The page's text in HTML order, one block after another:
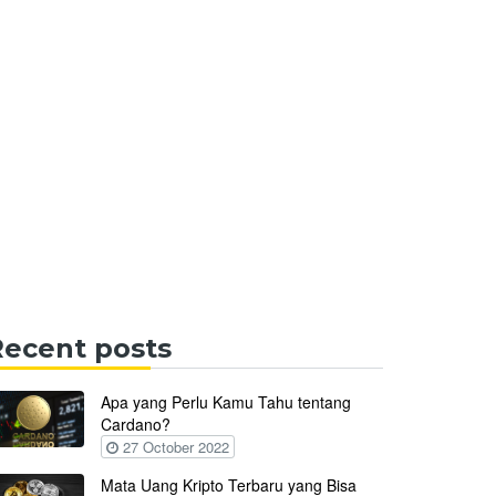
posts
Apa yang Perlu Kamu Tahu tentang
Cardano?
27 October 2022
Mata Uang Kripto Terbaru yang Bisa